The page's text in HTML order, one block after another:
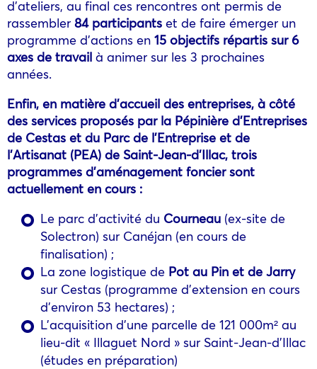
d’ateliers, au final ces rencontres ont permis de
rassembler 84 participants et de faire émerger un
programme d’actions en 15 objectifs répartis sur 6
axes de travail à animer sur les 3 prochaines
années.
Enfin, en matière d’accueil des entreprises, à côté
des services proposés par la Pépinière d’Entreprises
de Cestas et du Parc de l’Entreprise et de
l’Artisanat (PEA) de Saint-Jean-d’Illac, trois
programmes d’aménagement foncier sont
actuellement en cours :
Le parc d’activité du Courneau (ex-site de
Solectron) sur Canéjan (en cours de
finalisation) ;
La zone logistique de Pot au Pin et de Jarry
sur Cestas (programme d’extension en cours
d’environ 53 hectares) ;
L’acquisition d’une parcelle de 121 000m² au
lieu-dit « Illaguet Nord » sur Saint-Jean-d’Illac
(études en préparation)